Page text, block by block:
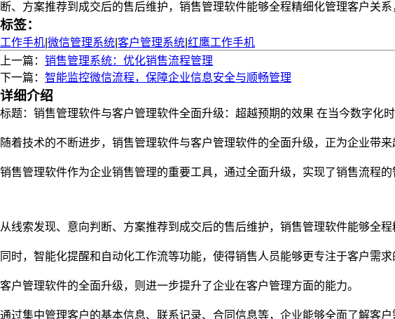
断、方案推荐到成交后的售后维护，销售管理软件能够全程精细化管理客户关
标签：
工作手机 微信管理系统 客户管理系统 红鹰工作手机
上一篇： 销售管理系统：优化销售流程管理
下一篇： 智能监控微信流程，保障企业信息安全与顺畅管理
详细介绍
标题：销售管理软件与客户管理软件全面升级：超越预期的效果 在当今数字化
随着技术的不断进步，销售管理软件与客户管理软件的全面升级，正为企业带
销售管理软件作为企业销售管理的重要工具，通过全面升级，实现了销售流程的
从线索发现、意向判断、方案推荐到成交后的售后维护，销售管理软件能够全
同时，智能化提醒和自动化工作流等功能，使得销售人员能够更专注于客户需
客户管理软件的全面升级，则进一步提升了企业在客户管理方面的能力。
通过集中管理客户的基本信息、联系记录、合同信息等，企业能够全面了解客